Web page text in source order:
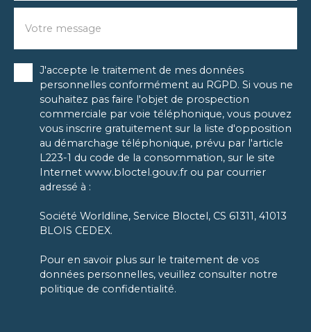
Votre message
J'accepte le traitement de mes données
personnelles conformément au RGPD. Si vous ne
souhaitez pas faire l'objet de prospection
commerciale par voie téléphonique, vous pouvez
vous inscrire gratuitement sur la liste d'opposition
au démarchage téléphonique, prévu par l'article
L223-1 du code de la consommation, sur le site
Internet www.bloctel.gouv.fr ou par courrier
adressé à :
Société Worldline, Service Bloctel, CS 61311, 41013
BLOIS CEDEX.
Pour en savoir plus sur le traitement de vos
données personnelles, veuillez consulter notre
politique de confidentialité.